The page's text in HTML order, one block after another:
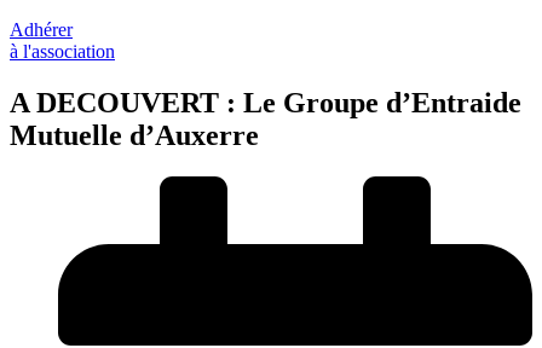
Adhérer
à l'association
A DECOUVERT : Le Groupe d’Entraide
Mutuelle d’Auxerre